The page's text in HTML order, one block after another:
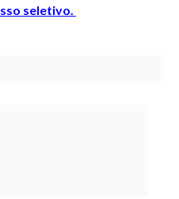
seletivo.